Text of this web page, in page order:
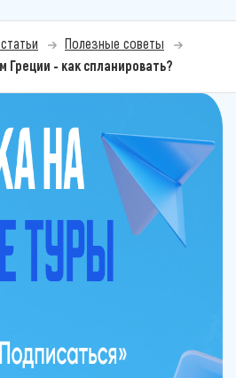
Полезные советы
Греции - как спланировать?